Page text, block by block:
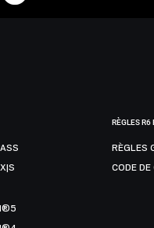
RÈGLES R6
RÈGLES
CODE